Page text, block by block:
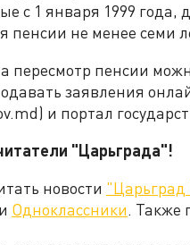
с 1 января 1999
пенсии не менее семи
пересмотр пенсии
заявления
и портал
"Царьграда"!
новости
и Одноклассники. Также